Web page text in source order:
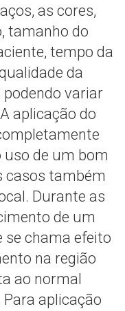
as cores,
tamanho do
tempo da
da
variar
aplicação do
uso de um bom
casos também
Durante as
de um
se chama efeito
na região
ao normal
aplicação